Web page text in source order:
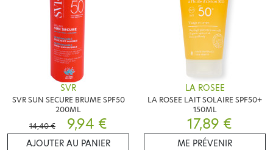
SVR
SVR SUN SECURE BRUME SPF50
200ML
14,40 €
9,94 €
AJOUTER AU PANIER
LA ROSEE
LA ROSEE LAIT SOLAIRE SPF50+
150ML
17,89 €
ME PRÉVENIR